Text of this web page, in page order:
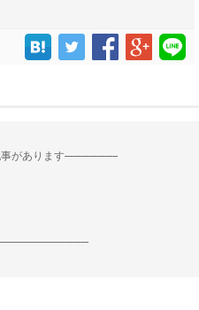
があります--------------------